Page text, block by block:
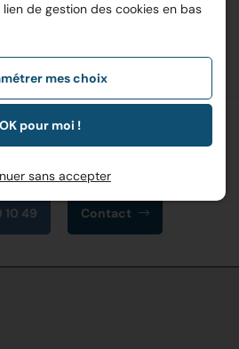
10 49 Contact
de gestion des cookies en bas
mes choix
OK pour moi !
sans accepter